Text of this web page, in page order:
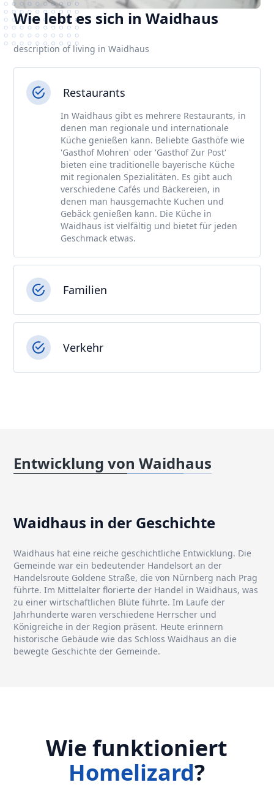
Wie lebt es sich in Waidhaus
description of living in Waidhaus
Restaurants
In Waidhaus gibt es mehrere Restaurants, in
denen man regionale und internationale
Küche genießen kann. Beliebte Gasthöfe wie
'Gasthof Mohren' oder 'Gasthof Zur Post'
bieten eine traditionelle bayerische Küche
mit regionalen Spezialitäten. Es gibt auch
verschiedene Cafés und Bäckereien, in
denen man hausgemachte Kuchen und
Gebäck genießen kann. Die Küche in
Waidhaus ist vielfältig und bietet für jeden
Geschmack etwas.
Familien
Verkehr
Entwicklung von Waidhaus
Waidhaus in der Geschichte
Waidhaus hat eine reiche geschichtliche Entwicklung. Die
Gemeinde war ein bedeutender Handelsort an der
Handelsroute Goldene Straße, die von Nürnberg nach Prag
führte. Im Mittelalter florierte der Handel in Waidhaus, was
zu einer wirtschaftlichen Blüte führte. Im Laufe der
Jahrhunderte waren verschiedene Herrscher und
Königreiche in der Region präsent. Heute erinnern
historische Gebäude wie das Schloss Waidhaus an die
bewegte Geschichte der Gemeinde.
Wie funktioniert
Homelizard?